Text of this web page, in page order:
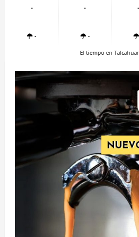
-
-
-
-
-
El tiempo en